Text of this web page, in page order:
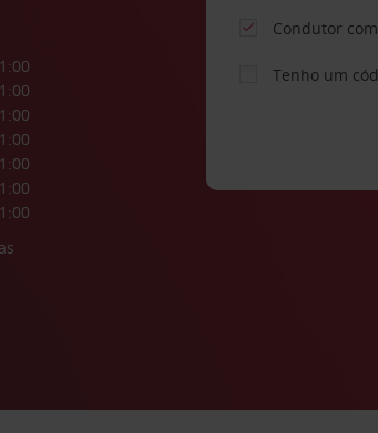
Condutor
Tenho um